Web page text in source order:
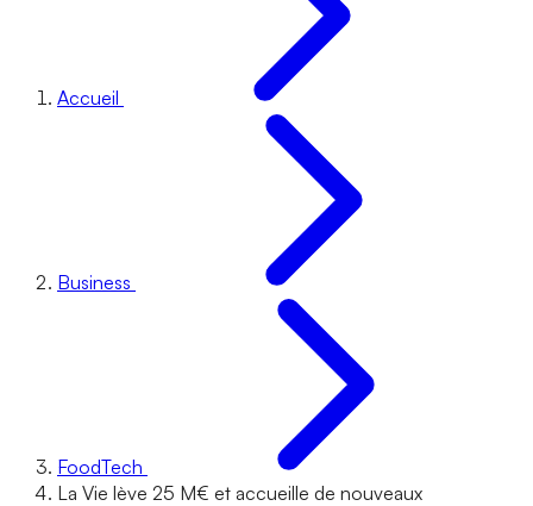
Accueil
Business
FoodTech
La Vie lève 25 M€ et accueille de nouveaux